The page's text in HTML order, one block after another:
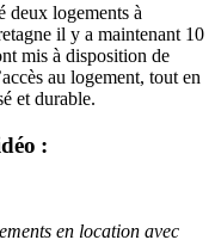
deux logements à
il y a maintenant 10
mis à disposition de
au logement, tout en
et durable.
:
en location avec